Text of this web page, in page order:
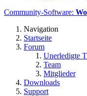
Community-Software:
Navigation
Startseite
Forum
Unerledigte
Team
Mitglieder
Downloads
Support